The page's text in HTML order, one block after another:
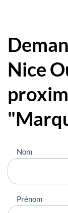
Nice
Nous
contacter
Nom
Prénom